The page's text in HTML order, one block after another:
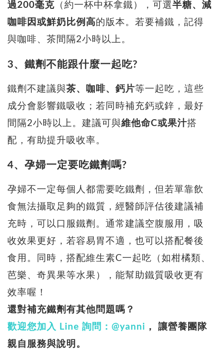
過200毫克 （約一杯中杯拿鐵），可選半糖、減
咖啡因或鮮奶比例高的版本。若要補鐵，記得
與咖啡、茶間隔2小時以上。
3、鐵劑不能跟什麼一起吃?
鐵劑不建議與茶、咖啡、鈣片等一起吃，這些
成分會影響鐵吸收；若同時補充鈣或鋅，最好
間隔2小時以上。建議可與維他命C或果汁搭
配，有助提升吸收率。
4、孕婦一定要吃鐵劑嗎?
孕婦不一定每個人都需要吃鐵劑，但若單靠飲
食無法攝取足夠的鐵質，經醫師評估後建議補
充時，可以口服鐵劑。通常建議空腹服用，吸
收效果更好，若容易胃不適，也可以搭配餐後
食用。同時，搭配維生素C一起吃（如柑橘類、
芭樂、奇異果等水果），能幫助鐵質吸收更有
效率喔！
還對補充鐵劑有其他問題嗎？
歡迎您加入 Line 詢問：@yanni ， 讓營養團隊
親自服務與說明。